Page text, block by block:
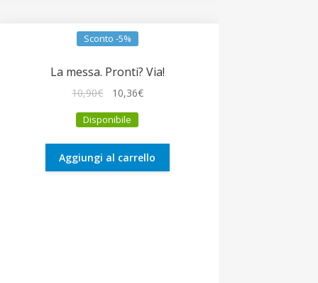
Sconto -5%
La messa. Pronti? Via!
10,90€
originale
10,90€.
10,36€Il
10,36€.
Disponibile
Aggiungi al carrello